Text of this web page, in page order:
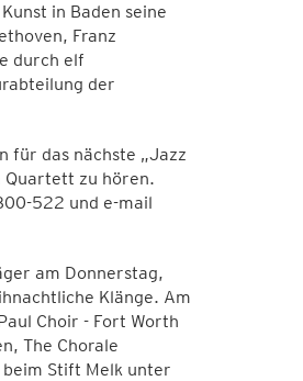
in Baden seine
Franz
durch elf
der
für das nächste „Jazz
Quartett zu hören.
522 und e-mail
am Donnerstag,
Klänge. Am
Choir - Fort Worth
The Chorale
Stift Melk unter